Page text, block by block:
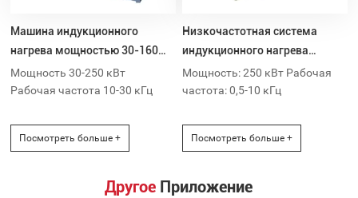
Машина индукционного
нагрева мощностью 30-160
кВт, частотой 10-30 кГц
Мощность 30-250 кВт
Рабочая частота 10-30 кГц
Посмотреть больше +
Низкочастотная система
индукционного нагрева
мощностью 250 кВт
Мощность: 250 кВт Рабочая
частота: 0,5-10 кГц
Посмотреть больше +
Другое Приложение